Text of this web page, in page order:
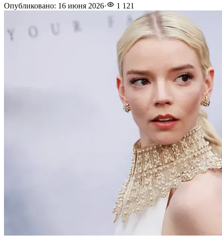
Опубликовано: 16 июня 2026· 1 121